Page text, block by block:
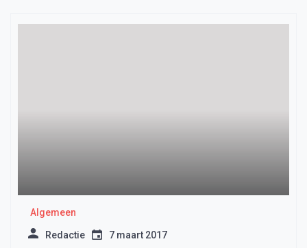
Algemeen
Redactie 7 maart 2017